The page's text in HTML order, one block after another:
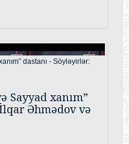
Sayyad xanım”
Əhmədov və